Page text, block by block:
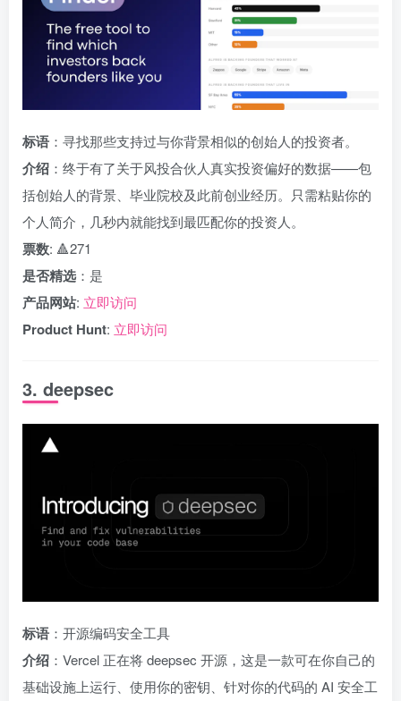
标语 ：寻找那些支持过与你背景相似的创始人的投资者。
介绍 ：终于有了关于风投合伙人真实投资偏好的数据——包
括创始人的背景、毕业院校及此前创业经历。只需粘贴你的
个人简介，几秒内就能找到最匹配你的投资人。
票数: 🔺271
是否精选 ：是
产品网站: 立即访问
Product Hunt: 立即访问
3. deepsec
标语 ：开源编码安全工具
介绍 ：Vercel 正在将 deepsec 开源，这是一款可在你自己的
基础设施上运行、使用你的密钥、针对你的代码的 AI 安全工